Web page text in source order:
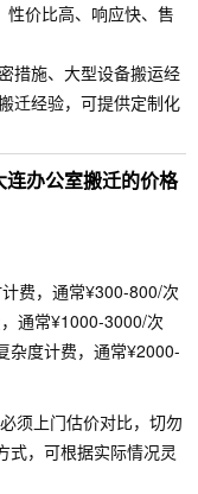
价比高、响应快、售
措施、大型设备搬运经
迁经验，可提供定制化
办公室搬迁的价格
费，通常¥300-800/次
通常¥1000-3000/次
杂度计费，通常¥2000-
须上门估价对比，切勿
式，可根据实际情况灵